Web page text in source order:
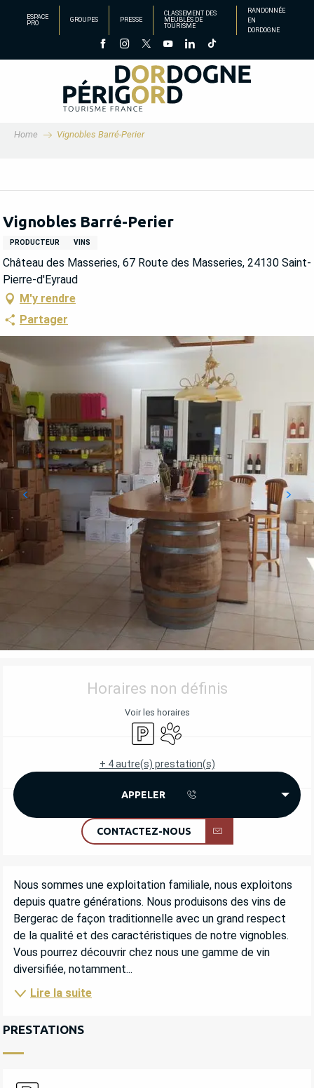
principal
ESPACE
PRO
GROUPES PRESSE
CLASSEMENT DES
MEUBLÉS DE
TOURISME
RANDONNÉE
EN
DORDOGNE
Home Vignobles Barré-Perier
Vignobles Barré-Perier
PRODUCTEUR VINS
Château des Masseries, 67 Route des Masseries, 24130 Saint-
Pierre-d'Eyraud
M'y rendre
Partager
OUVERTURE ET COORDONNÉES
Horaires non définis
Voir les horaires
ParkingAnimaux acceptés
+ 4 autre(s) prestation(s)
APPELER
CONTACTEZ-NOUS
DESCRIPTION
Nous sommes une exploitation familiale, nous exploitons
depuis quatre générations. Nous produisons des vins de
Bergerac de façon traditionnelle avec un grand respect
de la qualité et des caractéristiques de notre vignobles.
Vous pourrez découvrir chez nous une gamme de vin
diversifiée, notamment...
Lire la suite
PRESTATIONS